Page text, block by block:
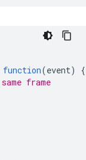
function(event)
{
frame